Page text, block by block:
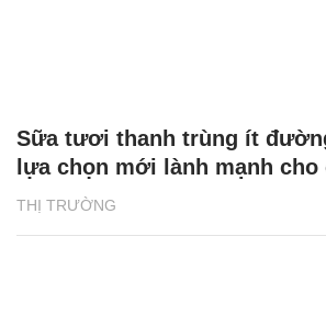
THỊ TRƯỜNG
Sữa tươi thanh trùng ít
lựa chọn mới lành mạnh cho